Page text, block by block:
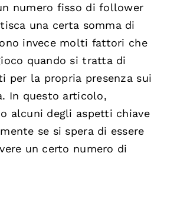
numero fisso di follower
una certa somma di
invece molti fattori che
quando si tratta di
per la propria presenza sui
In questo articolo,
alcuni degli aspetti chiave
se si spera di essere
un certo numero di